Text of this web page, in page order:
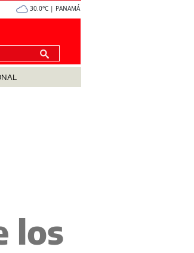
30.0°C | PANAMÁ
los